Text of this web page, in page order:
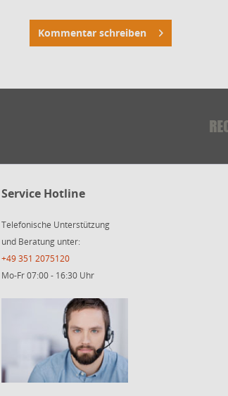
Kommentar schreiben
Service Hotline
Telefonische Unterstützung
und Beratung unter:
+49 351 2075120
Mo-Fr 07:00 - 16:30 Uhr